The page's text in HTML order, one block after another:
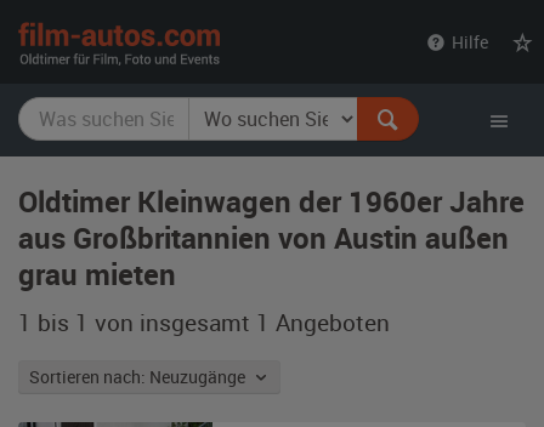
Hilfe
Oldtimer Kleinwagen der 1960er Jahre
aus Großbritannien von Austin außen
grau mieten
1 bis 1 von insgesamt 1 Angeboten
Sortieren nach: Neuzugänge